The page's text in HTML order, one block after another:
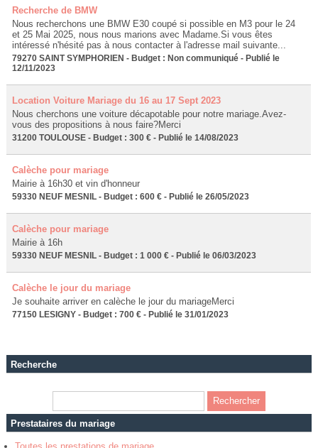
Recherche de BMW
Nous recherchons une BMW E30 coupé si possible en M3 pour le 24
et 25 Mai 2025, nous nous marions avec Madame.Si vous êtes
intéressé n'hésité pas à nous contacter à l'adresse mail suivante...
79270 SAINT SYMPHORIEN - Budget : Non communiqué - Publié le
12/11/2023
Location Voiture Mariage du 16 au 17 Sept 2023
Nous cherchons une voiture décapotable pour notre mariage.Avez-
vous des propositions à nous faire?Merci
31200 TOULOUSE - Budget : 300 € - Publié le 14/08/2023
Calèche pour mariage
Mairie à 16h30 et vin d'honneur
59330 NEUF MESNIL - Budget : 600 € - Publié le 26/05/2023
Calèche pour mariage
Mairie à 16h
59330 NEUF MESNIL - Budget : 1 000 € - Publié le 06/03/2023
Calèche le jour du mariage
Je souhaite arriver en calèche le jour du mariageMerci
77150 LESIGNY - Budget : 700 € - Publié le 31/01/2023
Recherche
Prestataires du mariage